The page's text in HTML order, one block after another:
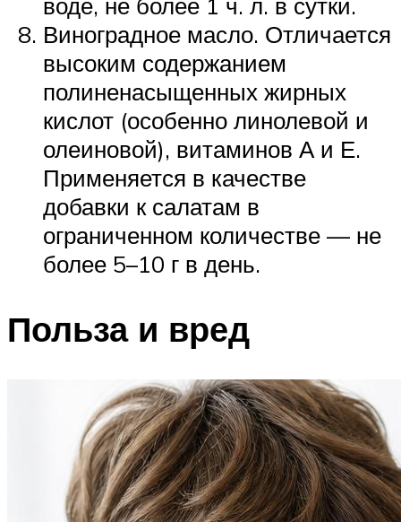
Виноградное масло. Отличается
высоким содержанием
полиненасыщенных жирных
кислот (особенно линолевой и
олеиновой), витаминов А и Е.
Применяется в качестве
добавки к салатам в
ограниченном количестве — не
более 5–10 г в день.
Польза и вред